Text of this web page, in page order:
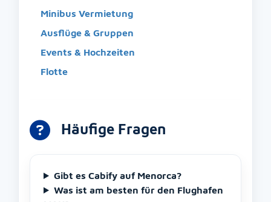
Minibus Vermietung
Ausflüge & Gruppen
Events & Hochzeiten
Flotte
Häufige Fragen
Gibt es Cabify auf Menorca?
Was ist am besten für den Flughafen